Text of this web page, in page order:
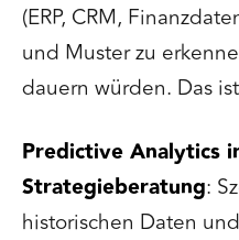
(ERP, CRM,
und Muster zu
dauern würden. Das
Predictive Analytics
Strategieberatung:
historischen Daten